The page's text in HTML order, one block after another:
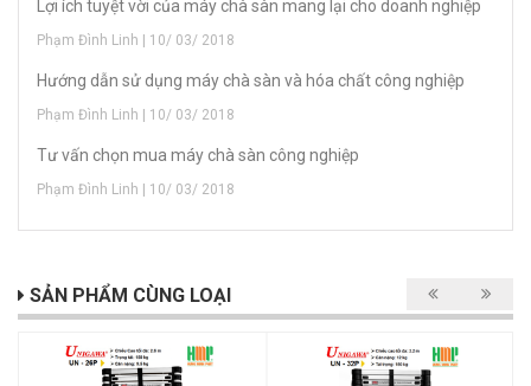
Lợi ích tuyệt vời của máy chà sàn mang lại cho doanh nghiệp
Phạm Đình Linh | 10/ 03/ 2018
Hướng dẫn sử dụng máy chà sàn và hóa chất công nghiệp
Phạm Đình Linh | 10/ 03/ 2018
Tư vấn chọn mua máy chà sàn công nghiệp
Phạm Đình Linh | 10/ 03/ 2018
SẢN PHẨM CÙNG LOẠI